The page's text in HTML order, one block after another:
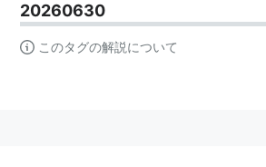
20260630
このタグの解説について